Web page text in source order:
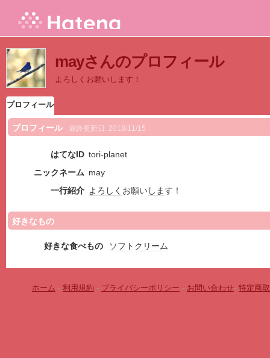
mayさんのプロフィール
よろしくお願いします！
プロフィール
プロフィール 最終更新日: 2018/11/15
はてなID tori-planet
ニックネーム may
一行紹介 よろしく お願いします！
好きなもの
好きな食べもの ソフトクリーム
ホーム - 利用規約 - プライバシーポリシー - お問い合わせ- 特定商